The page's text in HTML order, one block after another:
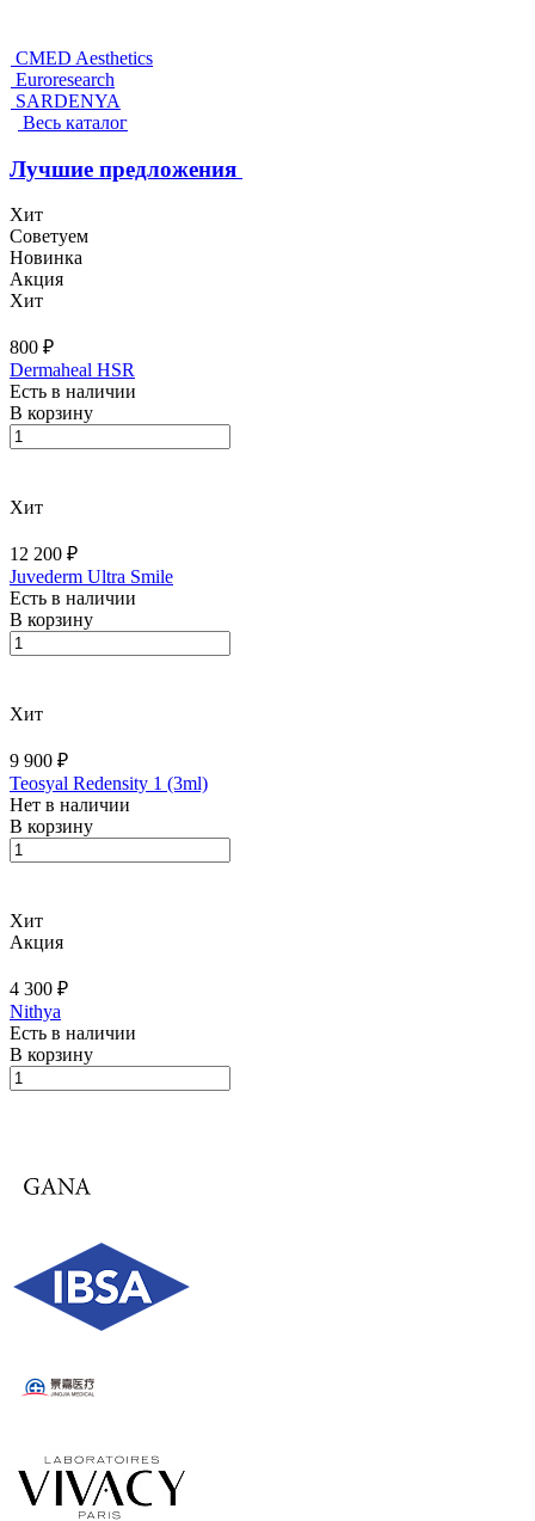
CMED Aesthetics
Euroresearch
SARDENYA
Весь каталог
Лучшие предложения
Хит
Советуем
Новинка
Акция
Хит
800 ₽
Dermaheal HSR
Есть в наличии
В корзину
Хит
12 200 ₽
Juvederm Ultra Smile
Есть в наличии
В корзину
Хит
9 900 ₽
Teosyal Redensity 1 (3ml)
Нет в наличии
В корзину
Хит
Акция
4 300 ₽
Nithya
Есть в наличии
В корзину